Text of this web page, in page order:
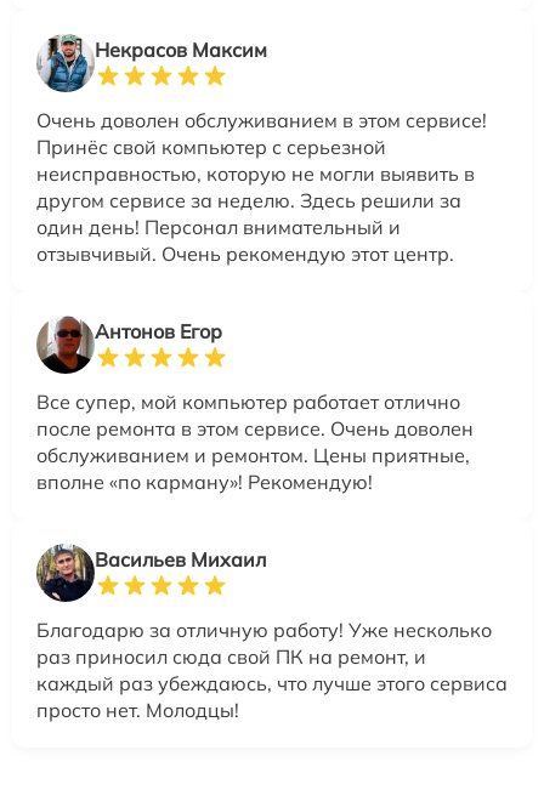
Некрасов Максим
Очень доволен обслуживанием в этом сервисе!
Принёс свой компьютер с серьезной
неисправностью, которую не могли выявить в
другом сервисе за неделю. Здесь решили за
один день! Персонал внимательный и
отзывчивый. Очень рекомендую этот центр.
Антонов Егор
Все супер, мой компьютер работает отлично
после ремонта в этом сервисе. Очень доволен
обслуживанием и ремонтом. Цены приятные,
вполне «по карману»! Рекомендую!
Васильев Михаил
Благодарю за отличную работу! Уже несколько
раз приносил сюда свой ПК на ремонт, и
каждый раз убеждаюсь, что лучше этого сервиса
просто нет. Молодцы!